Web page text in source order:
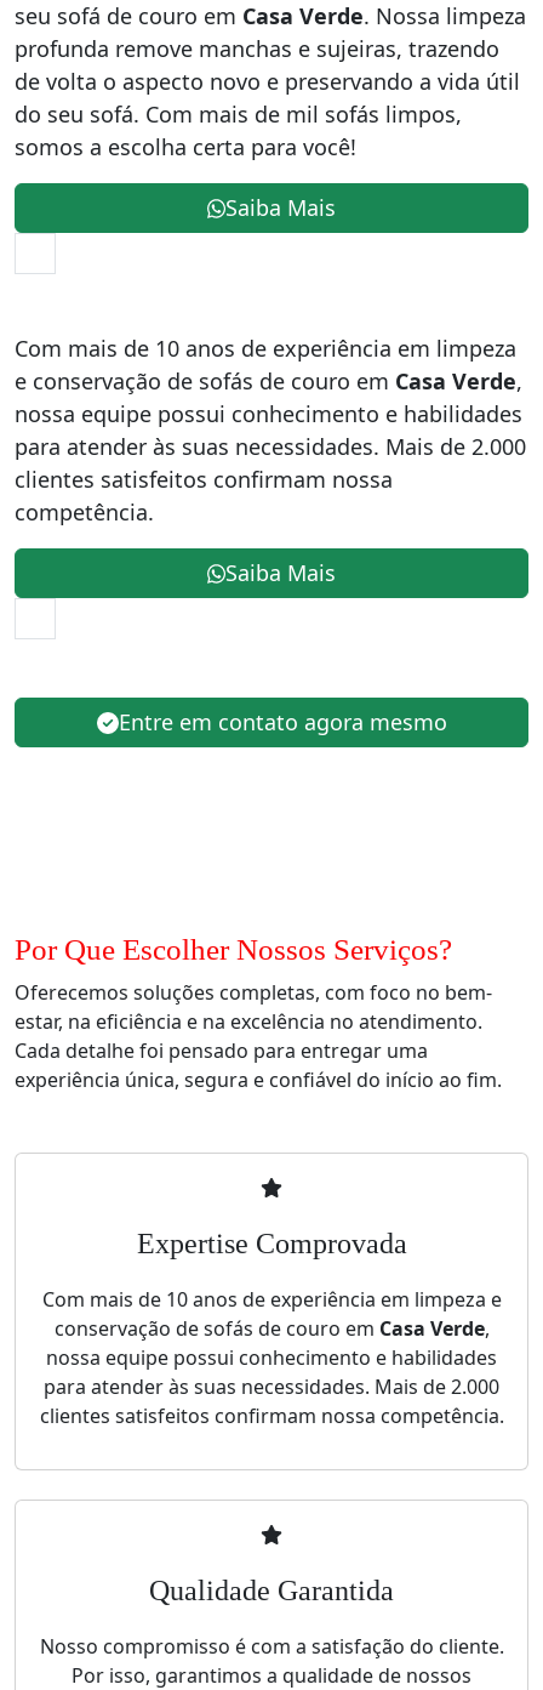
seu sofá de couro em Casa Verde. Nossa limpeza
profunda remove manchas e sujeiras, trazendo
de volta o aspecto novo e preservando a vida útil
do seu sofá. Com mais de mil sofás limpos,
somos a escolha certa para você!
Saiba Mais
Com mais de 10 anos de experiência em limpeza
e conservação de sofás de couro em Casa Verde,
nossa equipe possui conhecimento e habilidades
para atender às suas necessidades. Mais de 2.000
clientes satisfeitos confirmam nossa
competência.
Saiba Mais
Entre em contato agora mesmo
Por Que Escolher Nossos Serviços?
Oferecemos soluções completas, com foco no bem-
estar, na eficiência e na excelência no atendimento.
Cada detalhe foi pensado para entregar uma
experiência única, segura e confiável do início ao fim.
Expertise Comprovada
Com mais de 10 anos de experiência em limpeza e
conservação de sofás de couro em Casa Verde,
nossa equipe possui conhecimento e habilidades
para atender às suas necessidades. Mais de 2.000
clientes satisfeitos confirmam nossa competência.
Qualidade Garantida
Nosso compromisso é com a satisfação do cliente.
Por isso, garantimos a qualidade de nossos